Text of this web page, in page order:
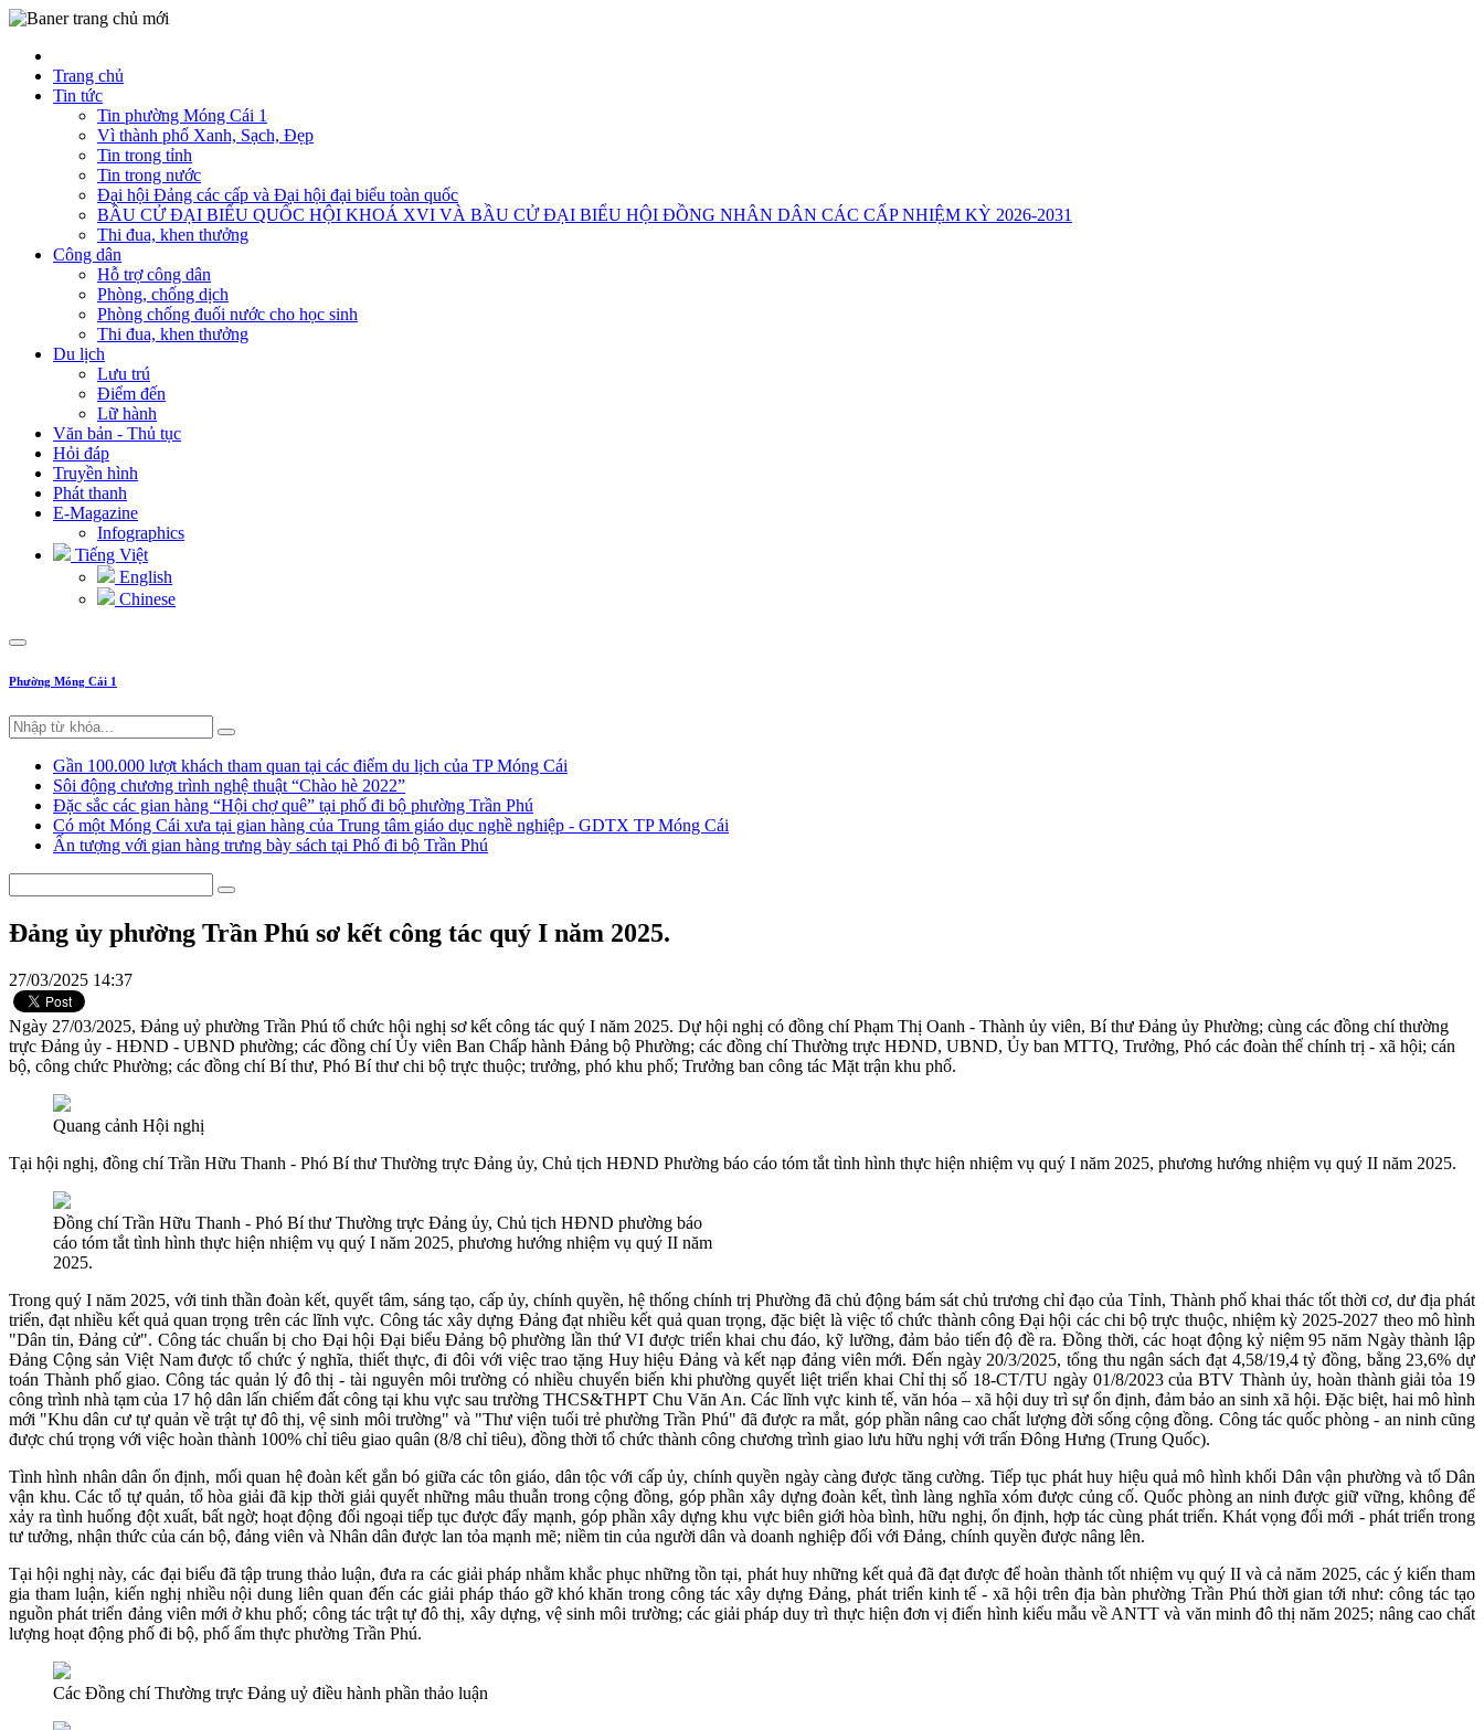
Trang chủ
Tin tức
Tin phường Móng Cái 1
Vì thành phố Xanh, Sạch, Đẹp
Tin trong tỉnh
Tin trong nước
Đại hội Đảng các cấp và Đại hội đại biểu toàn quốc
BẦU CỬ ĐẠI BIỂU QUỐC HỘI KHOÁ XVI VÀ BẦU CỬ ĐẠI BIỂU HỘI ĐỒNG NHÂN DÂN CÁC CẤP NHIỆM KỲ 2026-2031
Thi đua, khen thưởng
Công dân
Hỗ trợ công dân
Phòng, chống dịch
Phòng chống đuối nước cho học sinh
Thi đua, khen thưởng
Du lịch
Lưu trú
Điểm đến
Lữ hành
Văn bản - Thủ tục
Hỏi đáp
Truyền hình
Phát thanh
E-Magazine
Infographics
Tiếng Việt
English
Chinese
Phường Móng Cái 1
Gần 100.000 lượt khách tham quan tại các điểm du lịch của TP Móng Cái
Sôi động chương trình nghệ thuật “Chào hè 2022”
Đặc sắc các gian hàng “Hội chợ quê” tại phố đi bộ phường Trần Phú
Có một Móng Cái xưa tại gian hàng của Trung tâm giáo dục nghề nghiệp - GDTX TP Móng Cái
Ấn tượng với gian hàng trưng bày sách tại Phố đi bộ Trần Phú
Đảng ủy phường Trần Phú sơ kết công tác quý I năm 2025.
27/03/2025 14:37
Ngày 27/03/2025, Đảng uỷ phường Trần Phú tổ chức hội nghị sơ kết công tác quý I năm 2025. Dự hội nghị có đồng chí Phạm Thị Oanh - Thành ủy viên, Bí thư Đảng ủy Phường; cùng các đồng chí thường
trực Đảng ủy - HĐND - UBND phường; các đồng chí Ủy viên Ban Chấp hành Đảng bộ Phường; các đồng chí Thường trực HĐND, UBND, Ủy ban MTTQ, Trưởng, Phó các đoàn thể chính trị - xã hội; cán
bộ, công chức Phường; các đồng chí Bí thư, Phó Bí thư chi bộ trực thuộc; trưởng, phó khu phố; Trưởng ban công tác Mặt trận khu phố.
Quang cảnh Hội nghị
Tại hội nghị, đồng chí Trần Hữu Thanh - Phó Bí thư Thường trực Đảng ủy, Chủ tịch HĐND Phường báo cáo tóm tắt tình hình thực hiện nhiệm vụ quý I năm 2025, phương hướng nhiệm vụ quý II năm 2025.
Đồng chí Trần Hữu Thanh - Phó Bí thư Thường trực Đảng ủy, Chủ tịch HĐND phường báo
cáo tóm tắt tình hình thực hiện nhiệm vụ quý I năm 2025, phương hướng nhiệm vụ quý II năm
2025.
Trong quý I năm 2025,với tinh thần đoàn kết, quyết tâm, sáng tạo, cấp ủy, chính quyền, hệ thống chính trị Phường đã chủ động bám sát chủ trương chỉ đạo của Tỉnh, Thành phố khai thác tốt thời cơ, dư địa phát
triển, đạt nhiều kết quả quan trọng trên các lĩnh vực. Công tác xây dựng Đảng đạt nhiều kết quả quan trọng, đặc biệt là việc tổ chức thành công Đại hội các chi bộ trực thuộc, nhiệm kỳ 2025-2027 theo mô hình
"Dân tin, Đảng cử". Công tác chuẩn bị cho Đại hội Đại biểu Đảng bộ phường lần thứ VI được triển khai chu đáo, kỹ lưỡng, đảm bảo tiến độ đề ra. Đồng thời, các hoạt động kỷ niệm 95 năm Ngày thành lập
Đảng Cộng sản Việt Nam được tổ chức ý nghĩa, thiết thực, đi đôi với việc trao tặng Huy hiệu Đảng và kết nạp đảng viên mới. Đến ngày 20/3/2025, tổng thu ngân sách đạt 4,58/19,4 tỷ đồng, bằng 23,6% dự
toán Thành phố giao. Công tác quản lý đô thị - tài nguyên môi trường có nhiều chuyển biến khi phường quyết liệt triển khai Chỉ thị số 18-CT/TU ngày 01/8/2023 của BTV Thành ủy, hoàn thành giải tỏa 19
công trình nhà tạm của 17 hộ dân lấn chiếm đất công tại khu vực sau trường THCS&THPT Chu Văn An. Các lĩnh vực kinh tế, văn hóa – xã hội duy trì sự ổn định, đảm bảo an sinh xã hội. Đặc biệt, hai mô hình
mới "Khu dân cư tự quản về trật tự đô thị, vệ sinh môi trường" và "Thư viện tuổi trẻ phường Trần Phú" đã được ra mắt, góp phần nâng cao chất lượng đời sống cộng đồng. Công tác quốc phòng - an ninh cũng
được chú trọng với việc hoàn thành 100% chỉ tiêu giao quân (8/8 chỉ tiêu), đồng thời tổ chức thành công chương trình giao lưu hữu nghị với trấn Đông Hưng (Trung Quốc).
Tình hình nhân dân ổn định, mối quan hệ đoàn kết gắn bó giữa các tôn giáo, dân tộc với cấp ủy, chính quyền ngày càng được tăng cường. Tiếp tục phát huy hiệu quả mô hình khối Dân vận phường và tổ Dân
vận khu. Các tổ tự quản, tổ hòa giải đã kịp thời giải quyết những mâu thuẫn trong cộng đồng, góp phần xây dựng đoàn kết, tình làng nghĩa xóm được củng cố. Quốc phòng an ninh được giữ vững, không để
xảy ra tình huống đột xuất, bất ngờ; hoạt động đối ngoại tiếp tục được đẩy mạnh, góp phần xây dựng khu vực biên giới hòa bình, hữu nghị, ổn định, hợp tác cùng phát triển. Khát vọng đổi mới - phát triển trong
tư tưởng, nhận thức của cán bộ, đảng viên và Nhân dân được lan tỏa mạnh mẽ; niềm tin của người dân và doanh nghiệp đối với Đảng, chính quyền được nâng lên.
Tại hội nghị này, các đại biểu đã tập trung thảo luận, đưa ra các giải pháp nhằm khắc phục những tồn tại, phát huy những kết quả đã đạt được để hoàn thành tốt nhiệm vụ quý II và cả năm 2025, các ý kiến tham
gia tham luận, kiến nghị nhiều nội dung liên quan đến các giải pháp tháo gỡ khó khăn trong công tác xây dựng Đảng, phát triển kinh tế - xã hội trên địa bàn phường Trần Phú thời gian tới như: công tác tạo
nguồn phát triển đảng viên mới ở khu phố; công tác trật tự đô thị, xây dựng, vệ sinh môi trường; các giải pháp duy trì thực hiện đơn vị điển hình kiểu mẫu về ANTT và văn minh đô thị năm 2025; nâng cao chất
lượng hoạt động phố đi bộ, phố ẩm thực phường Trần Phú.
Các Đồng chí Thường trực Đảng uỷ điều hành phần thảo luận